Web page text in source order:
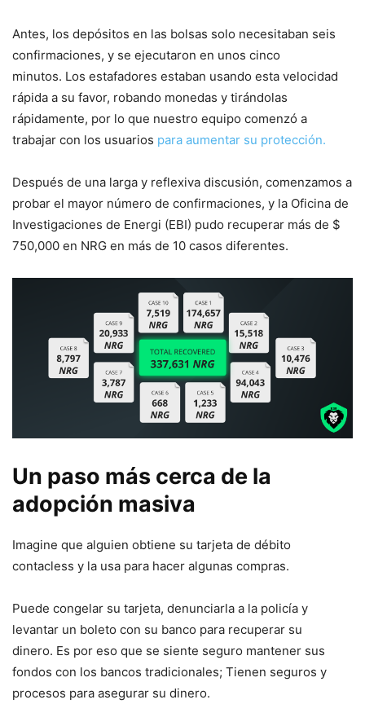
Antes, los depósitos en las bolsas solo necesitaban seis
confirmaciones, y se ejecutaron en unos cinco
minutos. Los estafadores estaban usando esta velocidad
rápida a su favor, robando monedas y tirándolas
rápidamente, por lo que nuestro equipo comenzó a
trabajar con los usuarios para aumentar su protección.
Después de una larga y reflexiva discusión, comenzamos a
probar el mayor número de confirmaciones, y la Oficina de
Investigaciones de Energi (EBI) pudo recuperar más de $
750,000 en NRG en más de 10 casos diferentes.
Un paso más cerca de la
adopción masiva
Imagine que alguien obtiene su tarjeta de débito
contacless y la usa para hacer algunas compras.
Puede congelar su tarjeta, denunciarla a la policía y
levantar un boleto con su banco para recuperar su
dinero. Es por eso que se siente seguro mantener sus
fondos con los bancos tradicionales; Tienen seguros y
procesos para asegurar su dinero.